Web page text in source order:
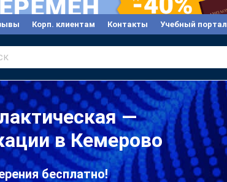
Корп. клиентам Контакты Учебный портал
—
в Кемерово
бесплатно!